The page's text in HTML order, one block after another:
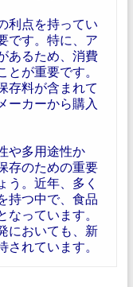
利点を持ってい
です。特に、ア
あるため、消費
が重要です。
存料が含まれて
ーカーから購入
や多用途性か
存のための重要
う。近年、多く
持つ中で、食品
っています。
においても、新
れています。